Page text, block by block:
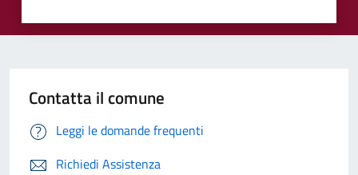
Contatta il comune
Leggi le domande frequenti
Richiedi Assistenza